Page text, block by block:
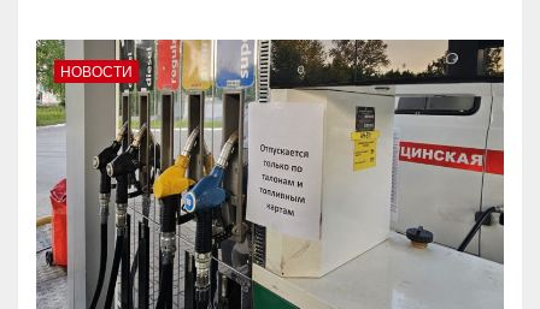
НОВОСТИ